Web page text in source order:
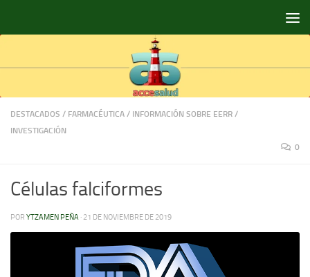
DESTACADOS / FARMACÉUTICA / INFORMACIÓN SOBRE EERR /
INVESTIGACIÓN
0
Células falciformes
POR YTZAMEN PEÑA · 21 DE NOVIEMBRE DE 2019